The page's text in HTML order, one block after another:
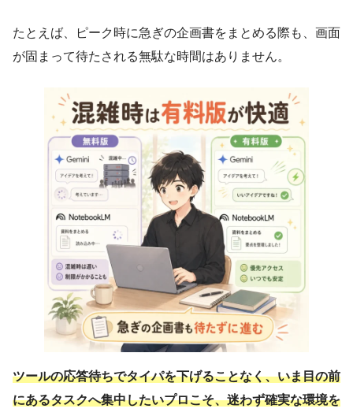
たとえば、ピーク時に急ぎの企画書をまとめる際も、画面
が固まって待たされる無駄な時間はありません。
ツールの応答待ちでタイパを下げることなく、いま目の前
にあるタスクへ集中したいプロこそ、迷わず確実な環境を